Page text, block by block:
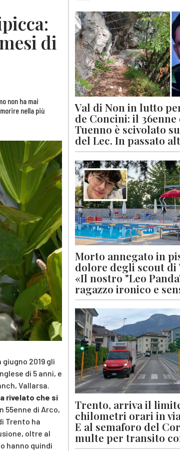
di
non ha mai
nella più
2019 gli
di 5 anni, e
Vallarsa.
rivelato che si
55enne di Arco,
Trento ha
oltre al
hanno quindi
Val di Non in lutto
de Concini: il 36enne
Tuenno è scivolato
del Lec. In passato
Morto annegato in
dolore degli scout di
«Il nostro "Leo
ragazzo ironico e
Trento, arriva il
chilometri orari in via
E al semaforo del
multe per transito